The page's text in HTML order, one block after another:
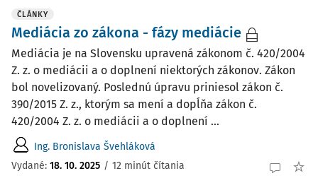
ČLÁNKY
Mediácia zo zákona - fázy mediácie
Mediácia je na Slovensku upravená zákonom č. 420/2004
Z. z. o mediácii a o doplnení niektorých zákonov. Zákon
bol novelizovaný. Poslednú úpravu priniesol zákon č.
390/2015 Z. z., ktorým sa mení a dopĺňa zákon č.
420/2004 Z. z. o mediácii a o doplnení ...
Ing. Bronislava Švehláková
Vydané: 18. 10. 2025 / 12 minút čítania